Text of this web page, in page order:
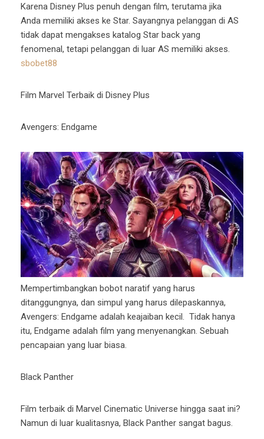
Karena Disney Plus penuh dengan film, terutama jika
Anda memiliki akses ke Star. Sayangnya pelanggan di AS
tidak dapat mengakses katalog Star back yang
fenomenal, tetapi pelanggan di luar AS memiliki akses.
sbobet88
Film Marvel Terbaik di Disney Plus
Avengers: Endgame
Mempertimbangkan bobot naratif yang harus
ditanggungnya, dan simpul yang harus dilepaskannya,
Avengers: Endgame adalah keajaiban kecil. Tidak hanya
itu, Endgame adalah film yang menyenangkan. Sebuah
pencapaian yang luar biasa.
Black Panther
Film terbaik di Marvel Cinematic Universe hingga saat ini?
Namun di luar kualitasnya, Black Panther sangat bagus.